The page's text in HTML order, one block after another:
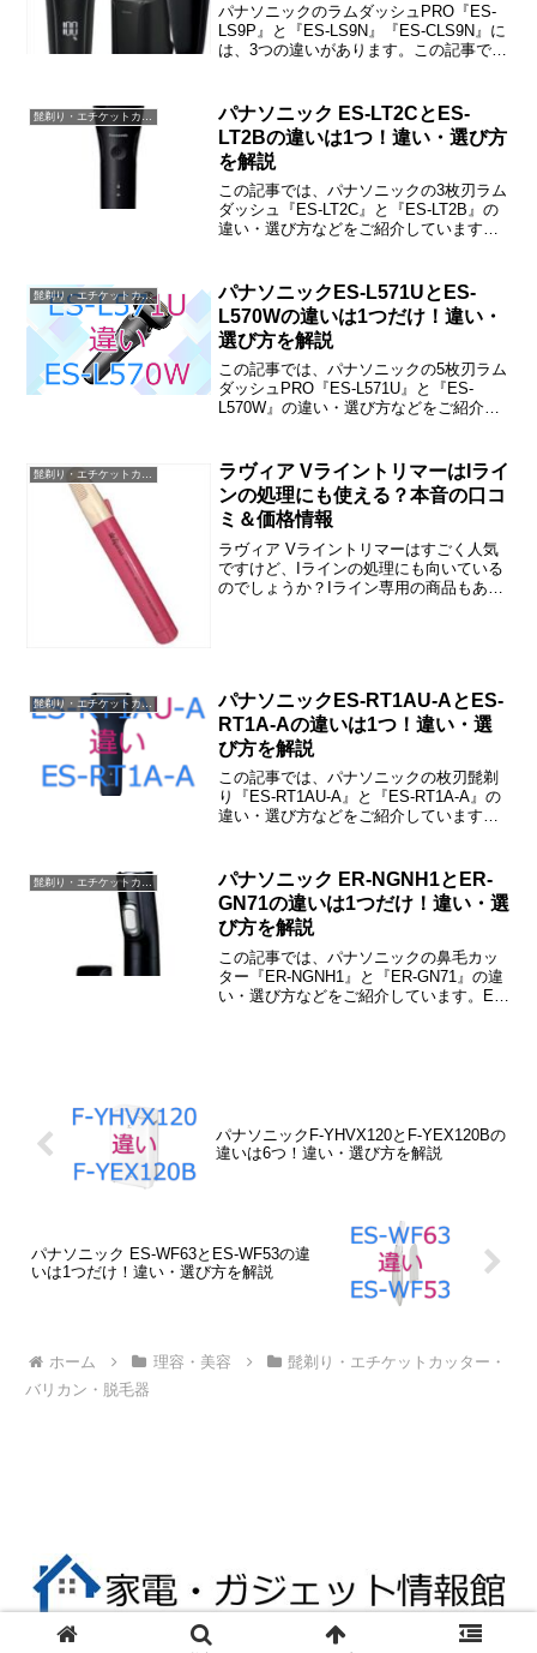
パナソニックのラムダッシュPRO『ES-
LS9P』と『ES-LS9N』『ES-CLS9N』に
は、3つの違いがあります。この記事で
髭剃り・エチケットカッター・バリカン・脱毛器
パナソニック ES-LT2CとES-
LT2Bの違いは1つ！違い・選び方
を解説
この記事では、パナソニックの3枚刃ラム
ダッシュ『ES-LT2C』と『ES-LT2B』の
違い・選び方などをご紹介しています。
ません。
髭剃り・エチケットカッター・バリカン・脱毛器
パナソニックES-L571UとES-
L570Wの違いは1つだけ！違い・
選び方を解説
この記事では、パナソニックの5枚刃ラム
ダッシュPRO『ES-L571U』と『ES-
L570W』の違い・選び方などをご紹介し
その他は同じです。
髭剃り・エチケットカッター・バリカン・脱毛器
ラヴィア VライントリマーはIライ
ンの処理にも使える？本音の口コ
ミ＆価格情報
ラヴィア Vライントリマーはすごく人気
ですけど、Iラインの処理にも向いている
のでしょうか？Iライン専用の商品もあり
髭剃り・エチケットカッター・バリカン・脱毛器
パナソニックES-RT1AU-AとES-
RT1A-Aの違いは1つ！違い・選
び方を解説
この記事では、パナソニックの枚刃髭剃
り『ES-RT1AU-A』と『ES-RT1A-A』の
違い・選び方などをご紹介しています。
髭剃り・エチケットカッター・バリカン・脱毛器
パナソニック ER-NGNH1とER-
GN71の違いは1つだけ！違い・選
び方を解説
この記事では、パナソニックの鼻毛カッ
ター『ER-NGNH1』と『ER-GN71』の違
い・選び方などをご紹介しています。ER-
パナソニックF-YHVX120とF-YEX120Bの
違いは6つ！違い・選び方を解説
パナソニック ES-WF63とES-WF53の違
いは1つだけ！違い・選び方を解説
ホーム 理容・美容
髭剃り・エチケットカッター・
バリカン・脱毛器
© 2017 家電・ガジェット情報館.